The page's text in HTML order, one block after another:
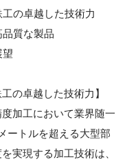
の卓越した技術力
質な製品
望
の卓越した技術力】
加工において業界随一
ートルを超える大型部
実現する加工技術は、